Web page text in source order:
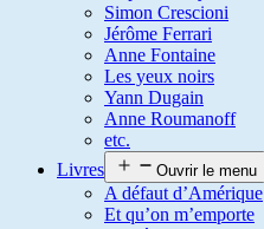
Simon Crescioni
Jérôme Ferrari
Anne Fontaine
Les yeux noirs
Yann Dugain
Anne Roumanoff
etc.
Livres
Ouvrir le menu
A défaut d’Amérique
Et qu’on m’emporte